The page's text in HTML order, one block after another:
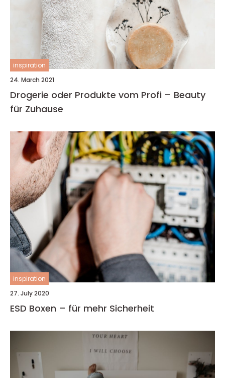
inspiration
24. March 2021
Drogerie oder Produkte vom Profi – Beauty
für Zuhause
inspiration
27. July 2020
ESD Boxen – für mehr Sicherheit